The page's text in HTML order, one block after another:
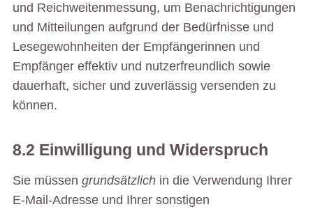
und Reichweitenmessung, um Benachrichtigungen
und Mitteilungen aufgrund der Bedürfnisse und
Lesegewohnheiten der Empfängerinnen und
Empfänger effektiv und nutzerfreundlich sowie
dauerhaft, sicher und zuverlässig versenden zu
können.
8.2 Einwilligung und Widerspruch
Sie müssen grundsätzlich in die Verwendung Ihrer
E-Mail-Adresse und Ihrer sonstigen